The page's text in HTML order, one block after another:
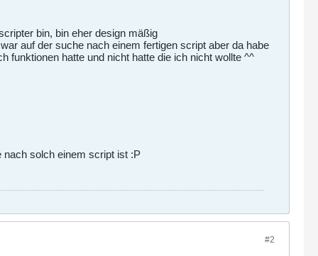
bin, bin eher design mäßig
auf der suche nach einem fertigen script aber da habe
funktionen hatte und nicht hatte die ich nicht wollte ^^
nach solch einem script ist :P
#2